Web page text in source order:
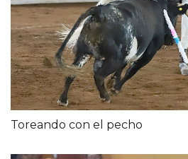
Toreando con el pecho